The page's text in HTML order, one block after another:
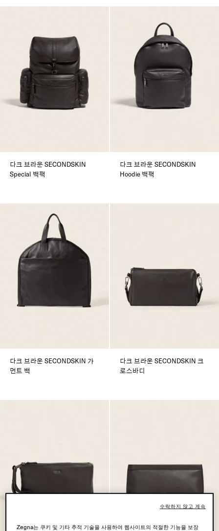
다크 브라운 SECONDSKIN
Special 백팩
다크 브라운 SECONDSKIN
Hoodie 백팩
다크 브라운 SECONDSKIN 가
먼트 백
다크 브라운 SECONDSKIN 크
로스바디
Zegna는 쿠키 및 기타 추적 기술을 사용하여 웹사이트의 적절한 기능을 보장
수락하지 않고 계속